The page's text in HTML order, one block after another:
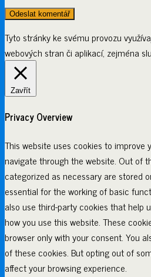
Tyto stránky ke svému provozu
webových stran či aplikací, zejména
Zavřít
Privacy Overview
This website uses cookies to improve
navigate through the website. Out of
categorized as necessary are stored
essential for the working of basic
also use third-party cookies that help
how you use this website. These
browser only with your consent. You
of these cookies. But opting out of
affect your browsing experience.